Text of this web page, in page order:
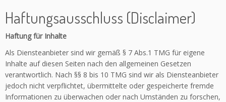
Haftungsausschluss (Disclaimer)
Haftung für Inhalte
Als Diensteanbieter sind wir gemäß § 7 Abs.1 TMG für eigene
Inhalte auf diesen Seiten nach den allgemeinen Gesetzen
verantwortlich. Nach §§ 8 bis 10 TMG sind wir als Diensteanbieter
jedoch nicht verpflichtet, übermittelte oder gespeicherte fremde
Informationen zu überwachen oder nach Umständen zu forschen,